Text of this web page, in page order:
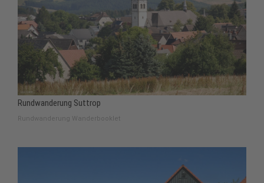
Rundwanderung Suttrop
Rundwanderung Wanderbooklet